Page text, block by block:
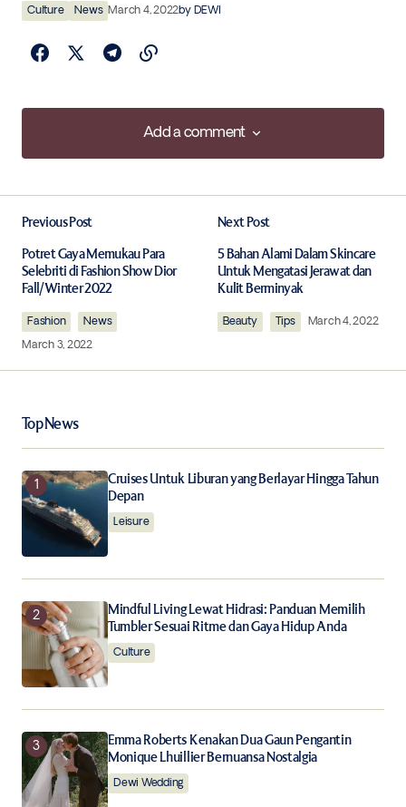
Culture News March 4, 2022by DEWI
Add a comment
Add a comment
Required fields are marked*
Your Name
Your E-mail*
Save my name, email, and website in this browser for
the next time I comment.
Notify me of new posts by email.
Submit Comment
Previous Post
Potret Gaya Memukau Para
Selebriti di Fashion Show Dior
Fall/Winter 2022
Fashion
News
March 3, 2022
Next Post
5 Bahan Alami Dalam Skincare
Untuk Mengatasi Jerawat dan
Kulit Berminyak
Beauty Tips March 4, 2022
Top News
Cruises Untuk Liburan yang Berlayar Hingga Tahun
Depan
Leisure
Mindful Living Lewat Hidrasi: Panduan Memilih
Tumbler Sesuai Ritme dan Gaya Hidup Anda
Culture
Emma Roberts Kenakan Dua Gaun Pengantin
Monique Lhuillier Bernuansa Nostalgia
Dewi Wedding